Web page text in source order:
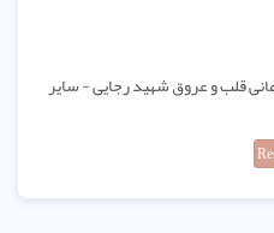
قلب و عروق شهید رجایی - سایر